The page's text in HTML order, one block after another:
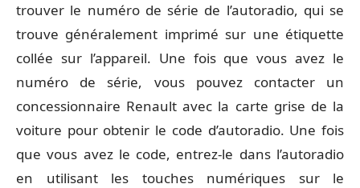
trouver le numéro de série de l’autoradio, qui se
trouve généralement imprimé sur une étiquette
collée sur l’appareil. Une fois que vous avez le
numéro de série, vous pouvez contacter un
concessionnaire Renault avec la carte grise de la
voiture pour obtenir le code d’autoradio. Une fois
que vous avez le code, entrez-le dans l’autoradio
en utilisant les touches numériques sur le